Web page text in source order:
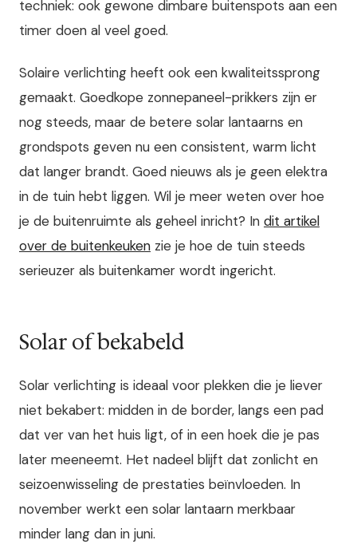
techniek: ook gewone dimbare buitenspots aan een
timer doen al veel goed.
Solaire verlichting heeft ook een kwaliteitssprong
gemaakt. Goedkope zonnepaneel-prikkers zijn er
nog steeds, maar de betere solar lantaarns en
grondspots geven nu een consistent, warm licht
dat langer brandt. Goed nieuws als je geen elektra
in de tuin hebt liggen. Wil je meer weten over hoe
je de buitenruimte als geheel inricht? In dit artikel
over de buitenkeuken zie je hoe de tuin steeds
serieuzer als buitenkamer wordt ingericht.
Solar of bekabeld
Solar verlichting is ideaal voor plekken die je liever
niet bekabert: midden in de border, langs een pad
dat ver van het huis ligt, of in een hoek die je pas
later meeneemt. Het nadeel blijft dat zonlicht en
seizoenwisseling de prestaties beïnvloeden. In
november werkt een solar lantaarn merkbaar
minder lang dan in juni.